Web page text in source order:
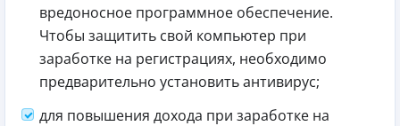
вредоносное программное обеспечение.
Чтобы защитить свой компьютер при
заработке на регистрациях, необходимо
предварительно установить антивирус;
для повышения дохода при заработке на